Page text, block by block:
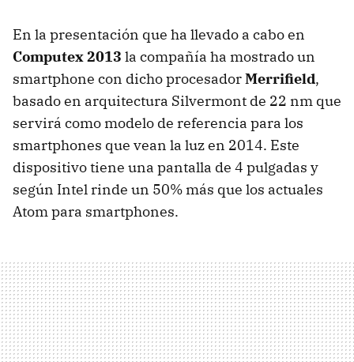
En la presentación que ha llevado a cabo en
Computex 2013 la compañía ha mostrado un
smartphone con dicho procesadorMerrifield,
basado en arquitectura Silvermont de 22 nm que
servirá como modelo de referencia para los
smartphones que vean la luz en 2014. Este
dispositivo tiene una pantalla de 4 pulgadas y
según Intel rinde un 50% más que los actuales
Atom para smartphones.